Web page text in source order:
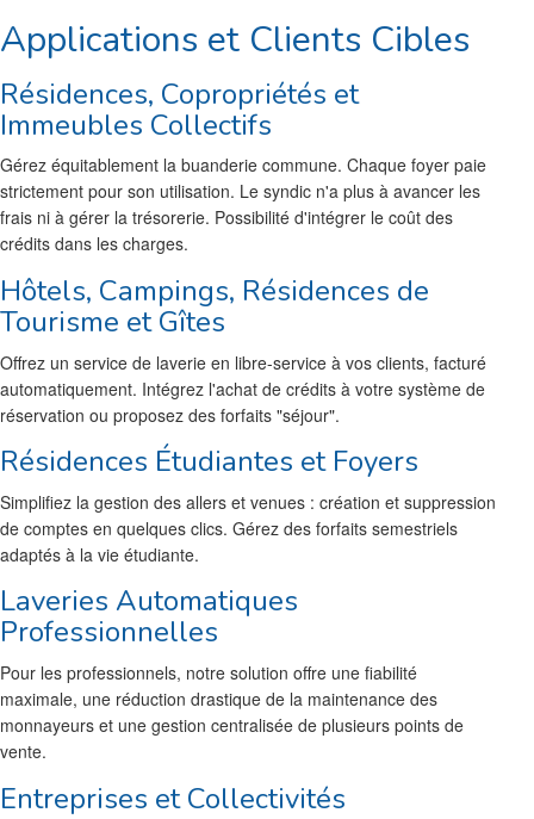
Applications et Clients Cibles
Résidences, Copropriétés et
Immeubles Collectifs
Gérez équitablement la buanderie commune. Chaque foyer paie
strictement pour son utilisation. Le syndic n'a plus à avancer les
frais ni à gérer la trésorerie. Possibilité d'intégrer le coût des
crédits dans les charges.
Hôtels, Campings, Résidences de
Tourisme et Gîtes
Offrez un service de laverie en libre-service à vos clients, facturé
automatiquement. Intégrez l'achat de crédits à votre système de
réservation ou proposez des forfaits "séjour".
Résidences Étudiantes et Foyers
Simplifiez la gestion des allers et venues : création et suppression
de comptes en quelques clics. Gérez des forfaits semestriels
adaptés à la vie étudiante.
Laveries Automatiques
Professionnelles
Pour les professionnels, notre solution offre une fiabilité
maximale, une réduction drastique de la maintenance des
monnayeurs et une gestion centralisée de plusieurs points de
vente.
Entreprises et Collectivités